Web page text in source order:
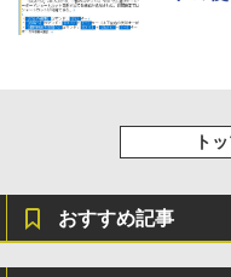
ト
おすすめ記事